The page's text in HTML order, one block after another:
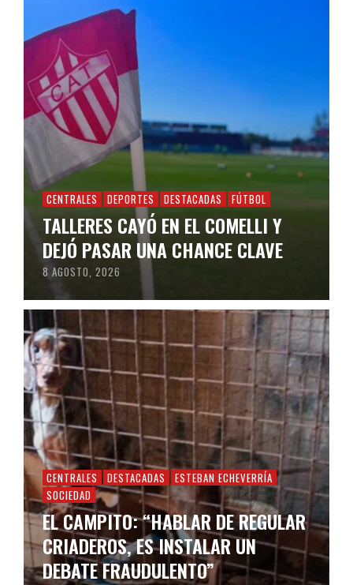
CENTRALES DEPORTES DESTACADAS FÚTBOL
TALLERES CAYÓ EN EL COMELLI Y
DEJÓ PASAR UNA CHANCE CLAVE
8 AGOSTO, 2026
CENTRALES DESTACADAS
ESTEBAN ECHEVERRÍA
SOCIEDAD
EL CAMPITO: “HABLAR DE REGULAR
CRIADEROS, ES INSTALAR UN
DEBATE FRAUDULENTO”